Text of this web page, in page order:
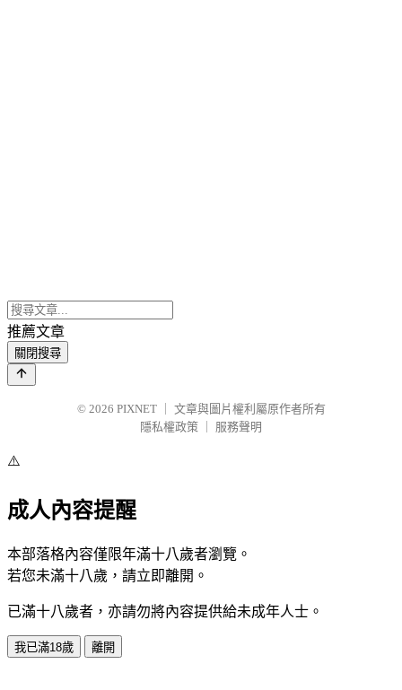
推薦文章
關閉搜尋
© 2026 PIXNET
文章與圖片權利屬原作者所有
隱私權政策
服務聲明
⚠️
成人內容提醒
本部落格內容僅限年滿十八歲者瀏覽。
若您未滿十八歲，請立即離開。
已滿十八歲者，亦請勿將內容提供給未成年人士。
我已滿18歲 離開